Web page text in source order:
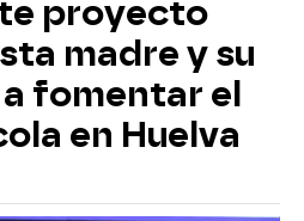
proyecto
madre y su
fomentar el
en Huelva